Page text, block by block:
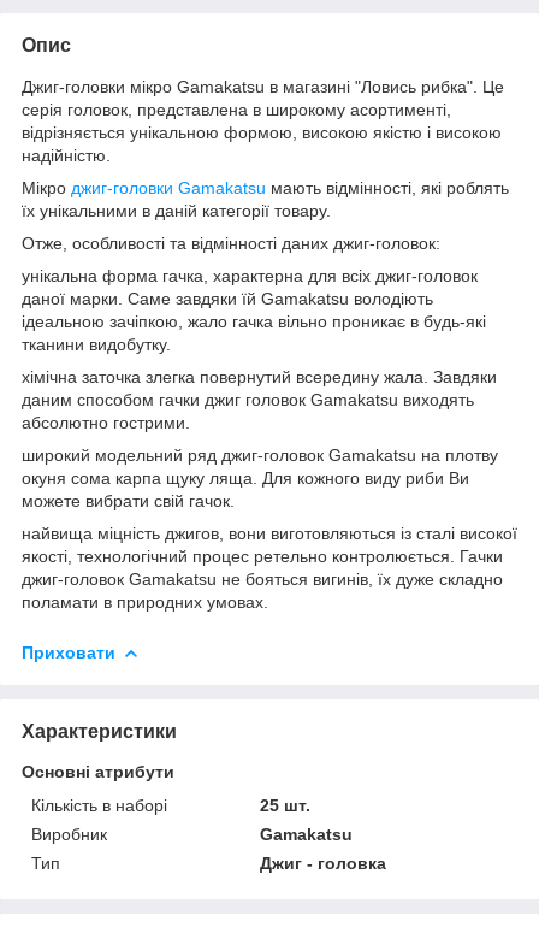
Опис
Джиг-головки мікро Gamakatsu в магазині "Ловись рибка". Це
серія головок, представлена в широкому асортименті,
відрізняється унікальною формою, високою якістю і високою
надійністю.
Мікро джиг-головки Gamakatsu мають відмінності, які роблять
їх унікальними в даній категорії товару.
Отже, особливості та відмінності даних джиг-головок:
унікальна форма гачка, характерна для всіх джиг-головок
даної марки. Саме завдяки їй Gamakatsu володіють
ідеальною зачіпкою, жало гачка вільно проникає в будь-які
тканини видобутку.
хімічна заточка злегка повернутий всередину жала. Завдяки
даним способом гачки джиг головок Gamakatsu виходять
абсолютно гострими.
широкий модельний ряд джиг-головок Gamakatsu на плотву
окуня сома карпа щуку ляща. Для кожного виду риби Ви
можете вибрати свій гачок.
найвища міцність джигов, вони виготовляються із сталі високої
якості, технологічний процес ретельно контролюється. Гачки
джиг-головок Gamakatsu не бояться вигинів, їх дуже складно
поламати в природних умовах.
Приховати
Характеристики
Основні атрибути
Кількість в наборі
25 шт.
Виробник
Gamakatsu
Тип
Джиг - головка